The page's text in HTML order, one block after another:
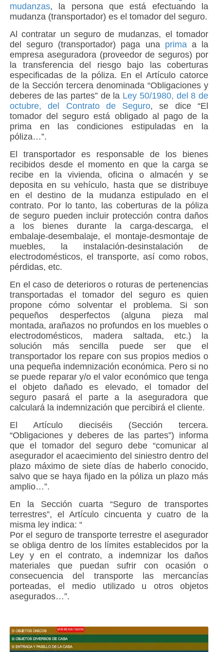
mudanzas, la persona que está efectuando la
mudanza (transportador) es el tomador del seguro.
Al contratar un seguro de mudanzas, el tomador
del seguro (transportador) paga una primaa la
empresa aseguradora(proveedor de seguros) por
la transferencia del riesgo bajo las coberturas
especificadas de la póliza. En el Artículo catorce
de la Sección tercera denominada “Obligaciones y
deberes de las partes” de la Ley 50/1980, del 8 de
octubre, del Contrato de Seguro, se dice “El
tomador del seguro está obligado al pago de la
prima en las condiciones estipuladas en la
póliza…”.
El transportador es responsable de los bienes
recibidos desde el momento en que la carga se
recibe en la vivienda, oficina o almacén y se
deposita en su vehículo, hasta que se distribuye
en el destino de la mudanza estipulado en el
contrato. Por lo tanto, las coberturas de la póliza
de seguro pueden incluir protección contra daños
a los bienes durante la carga-descarga, el
embalaje-desembalaje, el montaje-desmontaje de
muebles, la instalación-desinstalación de
electrodomésticos, el transporte, así como robos,
pérdidas, etc.
En el caso de deterioros o roturas de pertenencias
transportadas el tomador del seguro es quien
propone cómo solventar el problema. Si son
pequeños desperfectos (alguna pieza mal
montada, arañazos no profundos en los muebles o
electrodomésticos, madera saltada, etc.) la
solución más sencilla puede ser que el
transportador los repare con sus propios medios o
una pequeña indemnización económica. Pero si no
se puede reparar y/o el valor económico que tenga
el objeto dañado es elevado, el tomador del
seguro pasará el parte a la aseguradora que
calculará la indemnización que percibirá el cliente.
El Artículo dieciséis (Sección tercera.
“Obligaciones y deberes de las partes”) informa
que el tomador del seguro debe “comunicar al
asegurador el acaecimiento del siniestro dentro del
plazo máximo de siete días de haberlo conocido,
salvo que se haya fijado en la póliza un plazo más
amplio…”.
En la Sección cuarta “Seguro de transportes
terrestres”, el Artículo cincuenta y cuatro de la
misma ley indica: “
Por el seguro de transporte terrestre el asegurador
se obliga dentro de los límites establecidos por la
Ley y en el contrato, a indemnizar los daños
materiales que puedan sufrir con ocasión o
consecuencia del transporte las mercancías
porteadas, el medio utilizado u otros objetos
asegurados…”.